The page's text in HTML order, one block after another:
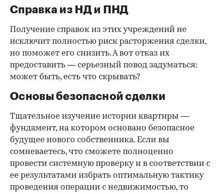
Справка из НД и ПНД
Получение справок из этих учреждений не
исключит полностью риск расторжения сделки,
но поможет его снизить. А вот отказ их
предоставить — серьезный повод задуматься:
может быть, есть что скрывать?
Основы безопасной сделки
Тщательное изучение истории квартиры —
фундамент, на котором основано безопасное
будущее нового собственника. Если вы
сомневаетесь, что сможете полноценно
провести системную проверку и в соответствии с
ее результатами избрать оптимальную тактику
проведения операции с недвижимостью, то